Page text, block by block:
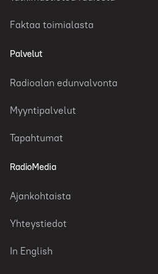
Faktaa toimialasta
Palvelut
Radioalan edunvalvonta
Myyntipalvelut
Tapahtumat
RadioMedia
Ajankohtaista
Yhteystiedot
In English